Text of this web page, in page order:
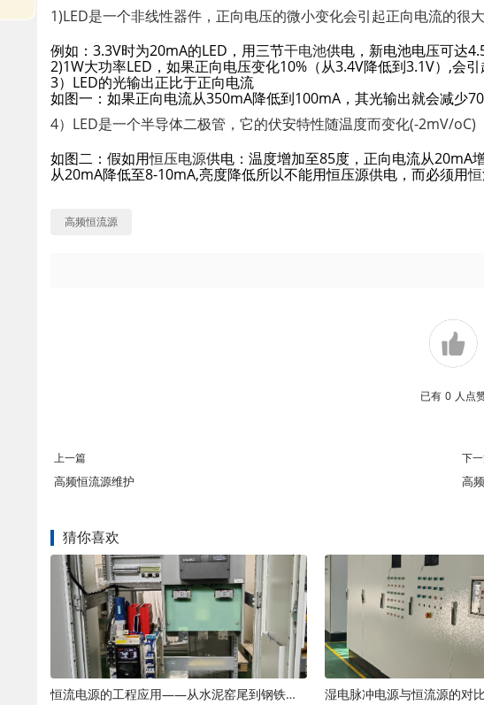
1)LED是一个非线性器件，正向电压的微小变化会引起正向电流的很大
例如：3.3V时为20mA的LED，用三节干电池供电，新电池电压可达
2)1W大功率LED，如果正向电压变化10%（从3.4V降低到3.1V）,会
3）LED的光输出正比于正向电流
如图一：如果正向电流从350mA降低到100mA，其光输出就会减少
4）LED是一个半导体二极管，它的伏安特性随温度而变化(-2mV/oC)
如图二：假如用恒压电源供电：温度增加至85度，正向电流从20mA
从20mA降低至8-10mA,亮度降低所以不能用恒压源供电，而必须用
高频恒流源
已有 0 人点
上一篇
高频恒流源维护
下
高
猜你喜欢
恒流电源的工程应用——从水泥窑尾到钢铁烧结 湿电脉冲电源与恒流源的对